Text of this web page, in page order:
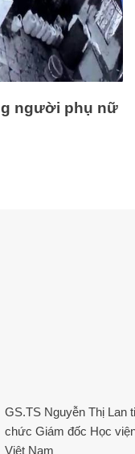
người phụ nữ
GS.TS Nguyễn Thị Lan
chức Giám đốc Học
Việt Nam